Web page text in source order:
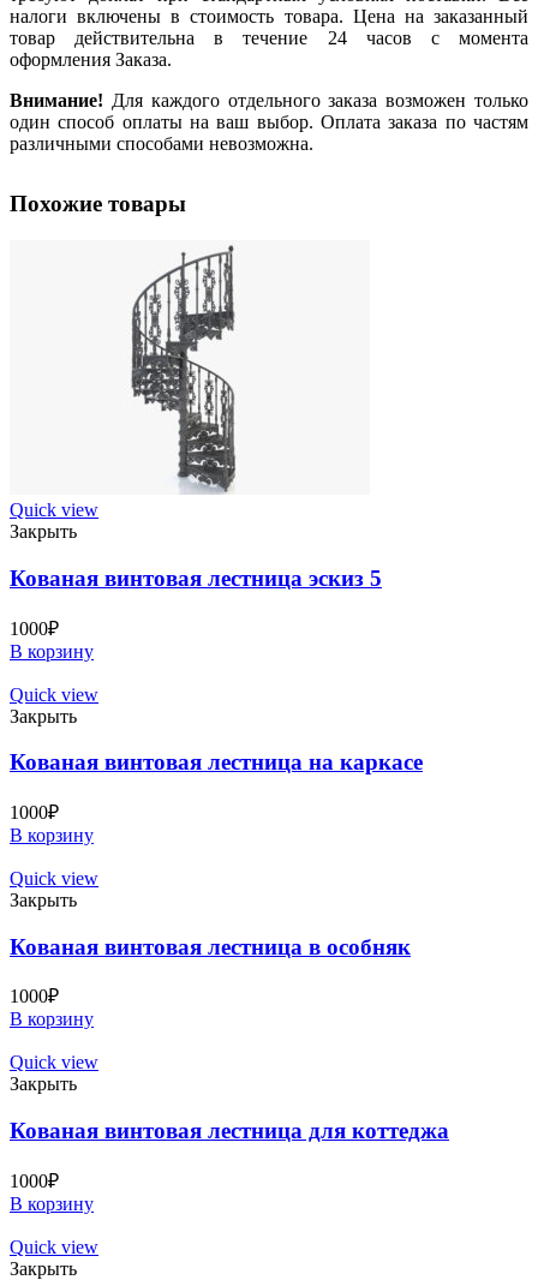
налоги включены в стоимость товара. Цена на заказанный
товар действительна в течение 24 часов с момента
оформления Заказа.
Внимание! Для каждого отдельного заказа возможен только
один способ оплаты на ваш выбор. Оплата заказа по частям
различными способами невозможна.
Похожие товары
Quick view
Закрыть
Кованая винтовая лестница эскиз 5
1000₽
В корзину
Quick view
Закрыть
Кованая винтовая лестница на каркасе
1000₽
В корзину
Quick view
Закрыть
Кованая винтовая лестница в особняк
1000₽
В корзину
Quick view
Закрыть
Кованая винтовая лестница для коттеджа
1000₽
В корзину
Quick view
Закрыть